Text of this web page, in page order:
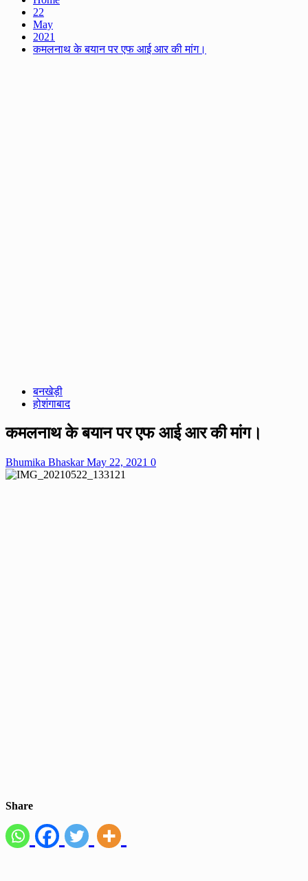
22
May
2021
कमलनाथ के बयान पर एफ आई आर की मांग।
बनखेड़ी
होशंगाबाद
कमलनाथ के बयान पर एफ आई आर की मांग।
Bhumika BhaskarMay 22, 2021 0
Share